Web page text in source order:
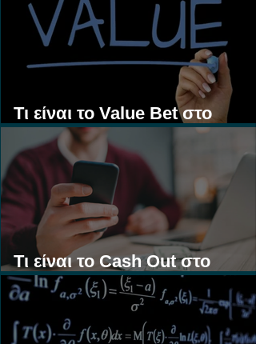
Τι είναι το Value Bet στο
Στοίχημα;
Τι είναι το Cash Out στο
Στοίχημα;